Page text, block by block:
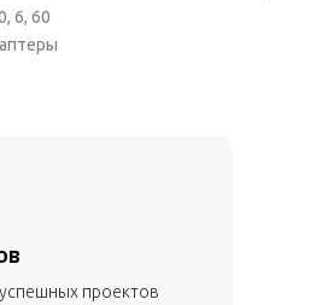
6, 60
проектов